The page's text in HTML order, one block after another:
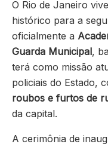
O Rio de Janeiro
histórico para a
oficialmente a
Guarda Municipal,
terá como missão
policiais do Estado,
roubos e furtos de
da capital.
A cerimônia de